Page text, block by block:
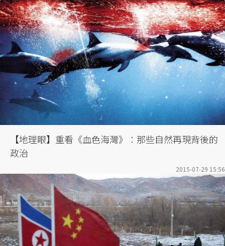
【地理眼】重看《血色海灣》：那些自然再現背後的
政治
2015-07-29 15:56